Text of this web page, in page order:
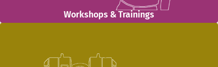
Workshops & Trainings